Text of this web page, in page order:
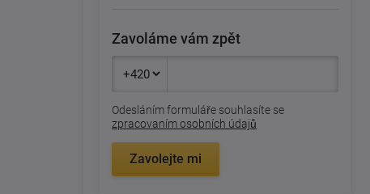
Zavoláme vám zpět
Odesláním formuláře souhlasíte se
zpracovaním osobních údajů
Zavolejte mi